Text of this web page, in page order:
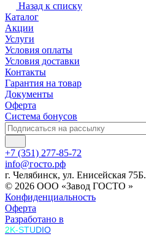
Назад к списку
Каталог
Акции
Услуги
Условия оплаты
Условия доставки
Контакты
Гарантия на товар
Документы
Оферта
Система бонусов
+7 (351) 277-85-72
info@госто.рф
г. Челябинск, ул. Енисейская 75Б.
© 2026 ООО «Завод ГОСТО »
Конфиденциальность
Оферта
Разработано в
2K-STUDIO